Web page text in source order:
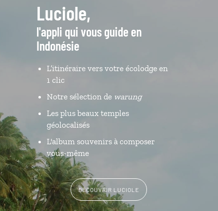
Luciole,
l'appli qui vous guide en
Indonésie
L’itinéraire vers votre écolodge en
1 clic
Notre sélection de warung
Les plus beaux temples
géolocalisés
L'album souvenirs à composer
vous-même
DÉCOUVRIR LUCIOLE